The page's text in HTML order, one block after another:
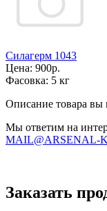
Силагерм 1043
Цена: 900р.
Фасовка: 5 кг
Описание товара вы
Мы ответим на
MAIL@ARSENAL-
Заказать